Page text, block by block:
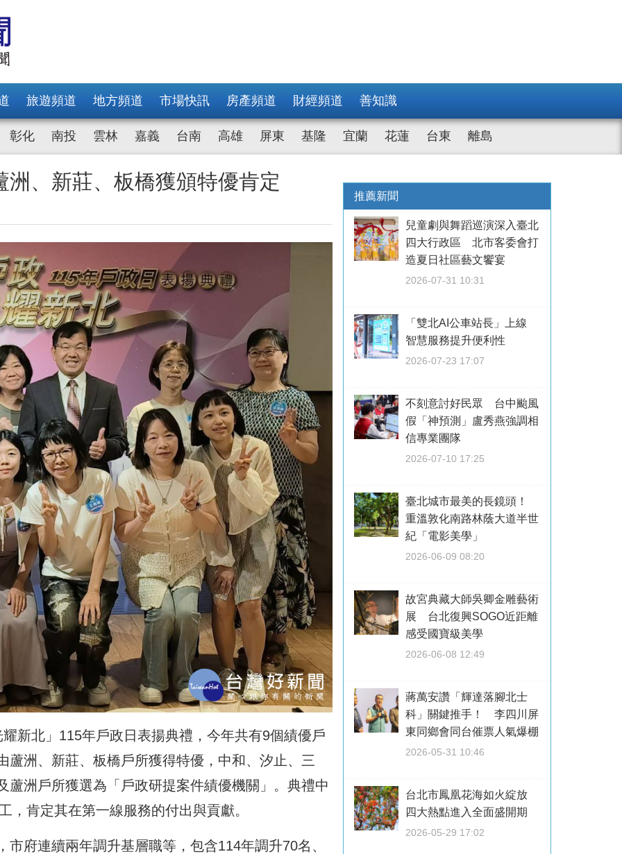
旅遊頻道 地方頻道 市場快訊 房產頻道 財經頻道 善知識
彰化 南投 雲林 嘉義 台南 高雄 屏東 基隆 宜蘭 花蓮 台東 離島
、新莊、板橋獲頒特優肯定
新北」115年戶政日表揚典禮，今年共有9個績優戶
蘆洲、新莊、板橋戶所獲得特優 ，中和、汐止、三
蘆洲戶所獲選為「戶政研提案件績優機關」。典禮中
，肯定其在第一線服務的付出與貢獻。
府連續兩年調升基層職等，包含114年調升70名、
推薦新聞
兒童劇與舞蹈巡演深入臺北
四大行政區 北市客委會打
造夏日社區藝文饗宴
2026-07-31 10:31
「雙北AI公車站長」上線
智慧服務提升便利性
2026-07-23 17:07
不刻意討好民眾 台中颱風
假「神預測」盧秀燕強調相
信專業團隊
2026-07-10 17:25
臺北城市最美的長鏡頭！
重溫敦化南路林蔭大道半世
紀「電影美學」
2026-06-09 08:20
故宮典藏大師吳卿金雕藝術
展 台北復興SOGO近距離
感受國寶級美學
2026-06-08 12:49
蔣萬安讚「輝達落腳北士
科」關鍵推手！ 李四川屏
東同鄉會同台催票人氣爆棚
2026-05-31 10:46
台北市鳳凰花海如火綻放
四大熱點進入全面盛開期
2026-05-29 17:02